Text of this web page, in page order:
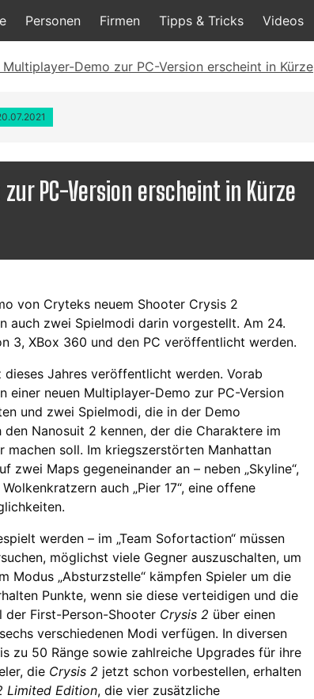
Personen Firmen Tipps & Tricks Videos
Demo zur PC-Version erscheint in Kürze
PC-Version erscheint in Kürze
von Cryteks neuem Shooter Crysis 2
auch zwei Spielmodi darin vorgestellt. Am 24.
3, XBox 360 und den PC veröffentlicht werden.
dieses Jahres veröffentlicht werden. Vorab
neuen Multiplayer-Demo zur PC-Version
und zwei Spielmodi, die in der Demo
Nanosuit 2 kennen, der die Charaktere im
machen soll. Im kriegszerstörten Manhattan
Maps gegeneinander an – neben „Skyline“,
auch „Pier 17“, eine offene
werden – im „Team Sofortaction“ müssen
möglichst viele Gegner auszuschalten, um
Modus „Absturzstelle“ kämpfen Spieler um die
Punkte, wenn sie diese verteidigen und die
der First-Person-Shooter Crysis 2 über einen
verschiedenen Modi verfügen. In diversen
zu 50 Ränge sowie zahlreiche Upgrades für ihre
die Crysis 2 jetzt schon vorbestellen, erhalten
Limited Edition, die vier zusätzliche